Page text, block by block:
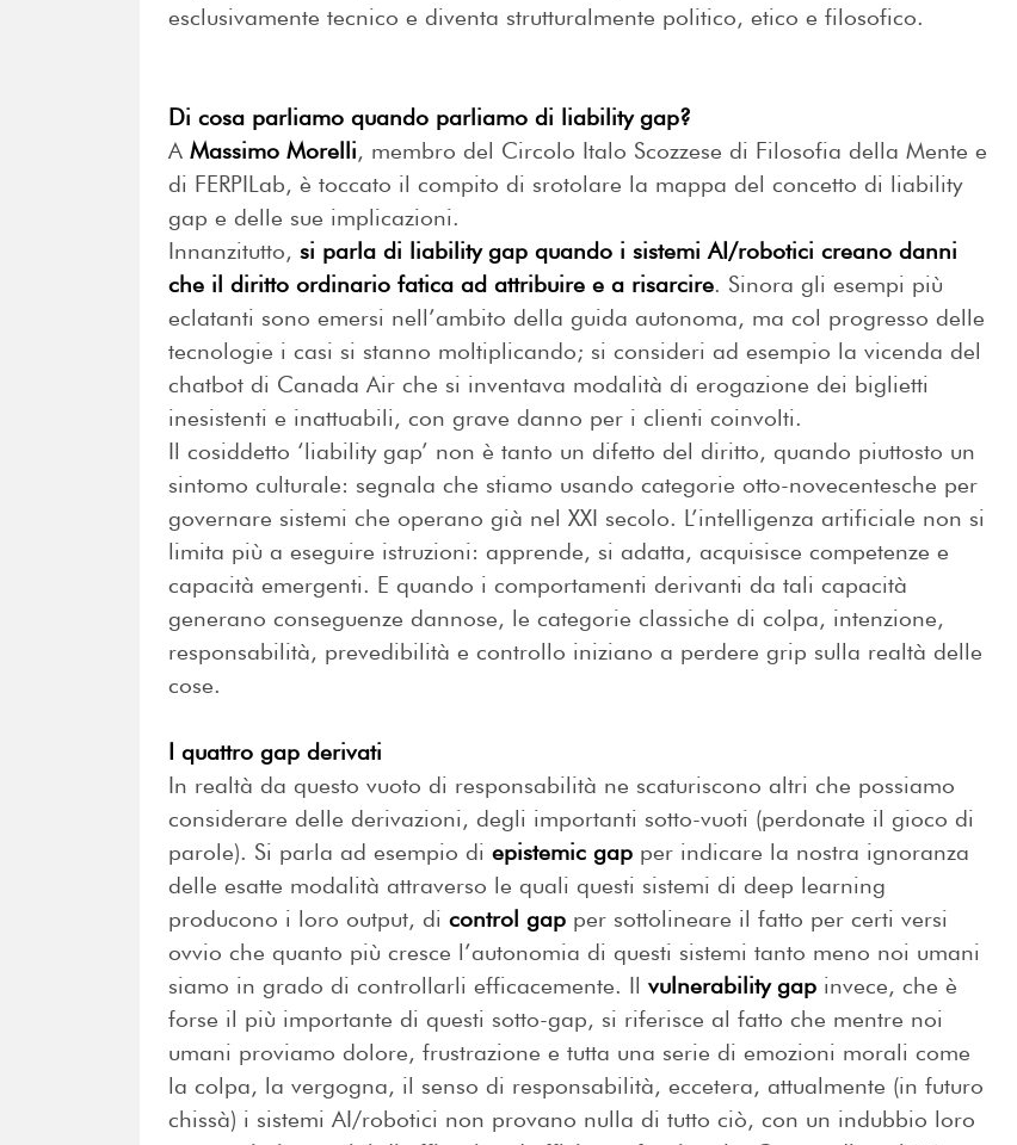
esclusivamente tecnico e diventa strutturalmente politico, etico e filosofico.
Di cosa parliamo quando parliamo di liability gap?
A Massimo Morelli, membro del Circolo Italo Scozzese di Filosofia della Mente e
di FERPILab, è toccato il compito di srotolare la mappa del concetto di liability
gap e delle sue implicazioni.
Innanzitutto, si parla di liability gap quando i sistemi AI/robotici creano danni
che il diritto ordinario fatica ad attribuire e a risarcire. Sinora gli esempi più
eclatanti sono emersi nell’ambito della guida autonoma, ma col progresso delle
tecnologie i casi si stanno moltiplicando; si consideri ad esempio la vicenda del
chatbot di Canada Air che si inventava modalità di erogazione dei biglietti
inesistenti e inattuabili, con grave danno per i clienti coinvolti.
Il cosiddetto ‘liability gap’ non è tanto un difetto del diritto, quando piuttosto un
sintomo culturale: segnala che stiamo usando categorie otto-novecentesche per
governare sistemi che operano già nel XXI secolo. L’intelligenza artificiale non si
limita più a eseguire istruzioni: apprende, si adatta, acquisisce competenze e
capacità emergenti. E quando i comportamenti derivanti da tali capacità
generano conseguenze dannose, le categorie classiche di colpa, intenzione,
responsabilità, prevedibilità e controllo iniziano a perdere grip sulla realtà delle
cose.
I quattro gap derivati
In realtà da questo vuoto di responsabilità ne scaturiscono altri che possiamo
considerare delle derivazioni, degli importanti sotto-vuoti (perdonate il gioco di
parole). Si parla ad esempio di epistemic gap per indicare la nostra ignoranza
delle esatte modalità attraverso le quali questi sistemi di deep learning
producono i loro output, di control gap per sottolineare il fatto per certi versi
ovvio che quanto più cresce l’autonomia di questi sistemi tanto meno noi umani
siamo in grado di controllarli efficacemente. Il vulnerability gap invece, che è
forse il più importante di questi sotto-gap, si riferisce al fatto che mentre noi
umani proviamo dolore, frustrazione e tutta una serie di emozioni morali come
la colpa, la vergogna, il senso di responsabilità, eccetera, attualmente (in futuro
chissà) i sistemi AI/robotici non provano nulla di tutto ciò, con un indubbio loro